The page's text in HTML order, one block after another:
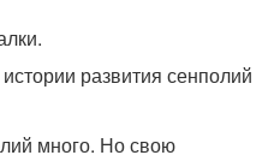
развития сенполий
много. Но свою